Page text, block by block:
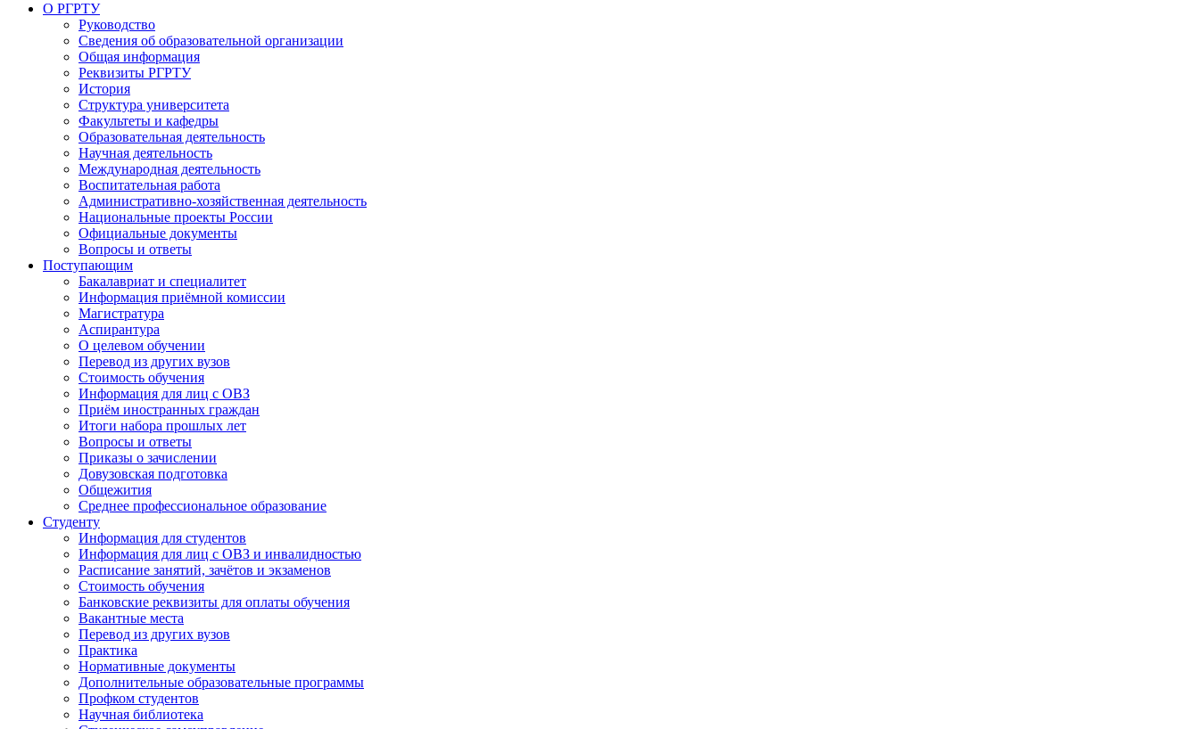
О РГРТУ
Руководство
Сведения об образовательной организации
Общая информация
Реквизиты РГРТУ
История
Структура университета
Факультеты и кафедры
Образовательная деятельность
Научная деятельность
Международная деятельность
Воспитательная работа
Административно-хозяйственная деятельность
Национальные проекты России
Официальные документы
Вопросы и ответы
Поступающим
Бакалавриат и специалитет
Информация приёмной комиссии
Магистратура
Аспирантура
О целевом обучении
Перевод из других вузов
Стоимость обучения
Информация для лиц с ОВЗ
Приём иностранных граждан
Итоги набора прошлых лет
Вопросы и ответы
Приказы о зачислении
Довузовская подготовка
Общежития
Среднее профессиональное образование
Студенту
Информация для студентов
Информация для лиц с ОВЗ и инвалидностью
Расписание занятий, зачётов и экзаменов
Стоимость обучения
Банковские реквизиты для оплаты обучения
Вакантные места
Перевод из других вузов
Практика
Нормативные документы
Дополнительные образовательные программы
Профком студентов
Научная библиотека